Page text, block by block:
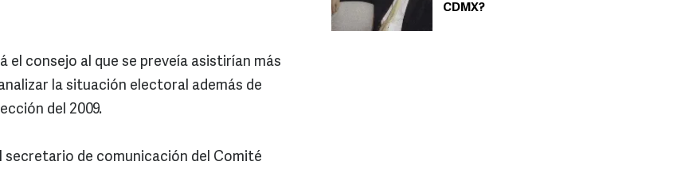
CDMX?
consejo al que se preveía asistirían más
la situación electoral además de
del 2009.
de comunicación del Comité